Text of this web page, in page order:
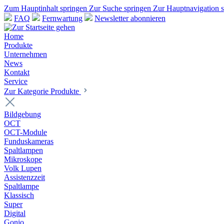
Zum Hauptinhalt springen Zur Suche springen Zur Hauptnavigation
FAQ
Fernwartung Newsletter abonnieren
Home
Produkte
Unternehmen
News
Kontakt
Service
Zur Kategorie Produkte
Bildgebung
OCT
OCT-Module
Funduskameras
Spaltlampen
Mikroskope
Volk Lupen
Assistenzzeit
Spaltlampe
Klassisch
Super
Digital
Gonio